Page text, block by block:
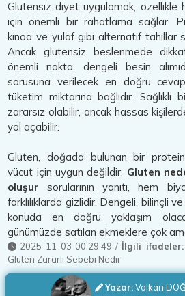
Glutensiz diyet uygulamak, özellikle
için önemli bir rahatlama sağlar.
kinoa ve yulaf gibi alternatif tahıllar
Ancak glutensiz beslenmede
önemli nokta, dengeli besin
sorusuna verilecek en doğru
tüketim miktarına bağlıdır.
zararsız olabilir, ancak hassas
yol açabilir.
Gluten, doğada bulunan bir
vücut için uygun değildir. Gluten
oluşur sorularının yanıtı, hem
farklılıklarda gizlidir. Dengeli, bilinçli
konuda en doğru yaklaşım
günümüzde satılan ekmeklere çok
2025-11-03 00:29:49 / İlgili ifadeler:
Gluten Zararlı Sebebi Nedir
Yazar:Volkan